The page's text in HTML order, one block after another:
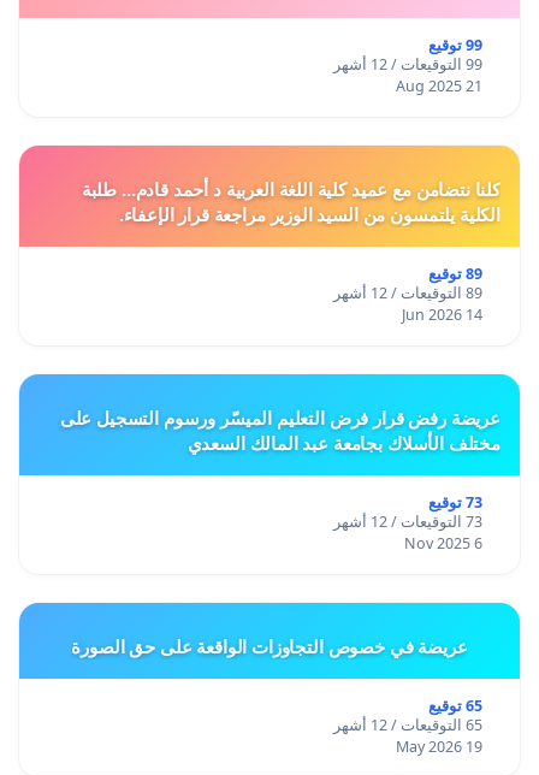
99 توقيع
99 التوقيعات / 12 أشهر
21 Aug 2025
كلنا نتضامن مع عميد كلية اللغة العربية د أحمد قادم... طلبة
الكلية يلتمسون من السيد الوزير مراجعة قرار الإعفاء.
89 توقيع
89 التوقيعات / 12 أشهر
14 Jun 2026
عريضة رفض قرار فرض التعليم الميسّر ورسوم التسجيل على
مختلف الأسلاك بجامعة عبد المالك السعدي
73 توقيع
73 التوقيعات / 12 أشهر
6 Nov 2025
عريضة في خصوص التجاوزات الواقعة على حق الصورة
65 توقيع
65 التوقيعات / 12 أشهر
19 May 2026